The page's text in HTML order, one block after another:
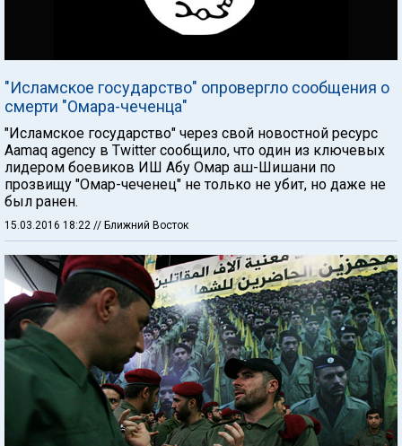
"Исламское государство" опровергло сообщения о
смерти "Омара-чеченца"
"Исламское государство" через свой новостной ресурс
Aamaq agency в Twitter сообщило, что один из ключевых
лидером боевиков ИШ Абу Омар аш-Шишани по
прозвищу "Омар-чеченец" не только не убит, но даже не
был ранен.
15.03.2016 18:22 // Ближний Восток